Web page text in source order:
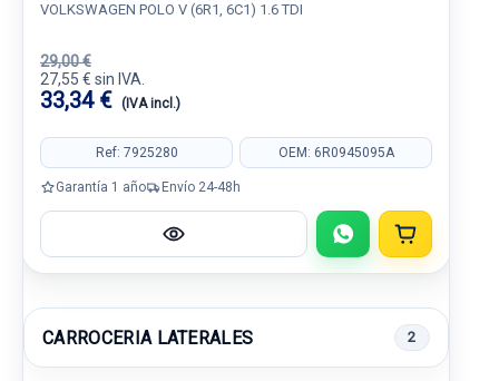
VOLKSWAGEN POLO V (6R1, 6C1) 1.6 TDI
29,00 €
27,55 € sin IVA.
33,34 € (IVA incl.)
Ref: 7925280 OEM: 6R0945095A
Garantía 1 año Envío 24-48h
CARROCERIA LATERALES 2